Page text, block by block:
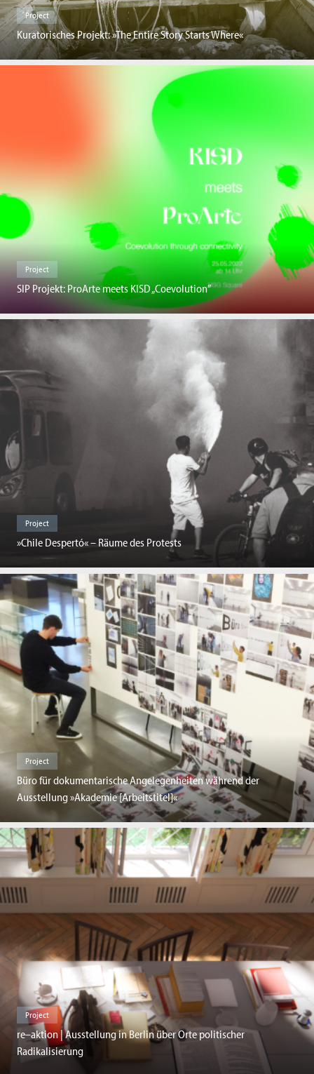
Project
Kuratorisches Projekt: »The Entire Story Starts Where«
Project
SIP Projekt: ProArte meets KISD „Coevolution”
Project
»Chile Despertó« – Räume des Protests
Project
Büro für dokumentarische Angelegenheiten während der
Ausstellung »Akademie [Arbeitstitel]«
Project
re–aktion | Ausstellung in Berlin über Orte politischer
Radikalisierung